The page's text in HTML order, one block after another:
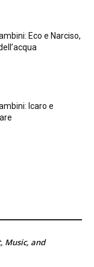
Eco e Narciso,
Icaro e
Music, and